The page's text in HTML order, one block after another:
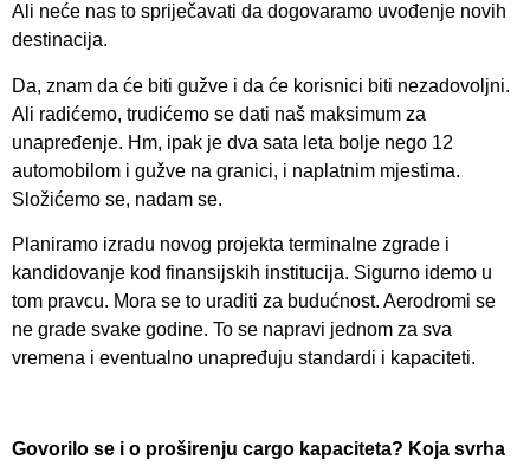
Ali neće nas to spriječavati da dogovaramo uvođenje novih
destinacija.
Da, znam da će biti gužve i da će korisnici biti nezadovoljni.
Ali radićemo, trudićemo se dati naš maksimum za
unapređenje. Hm, ipak je dva sata leta bolje nego 12
automobilom i gužve na granici, i naplatnim mjestima.
Složićemo se, nadam se.
Planiramo izradu novog projekta terminalne zgrade i
kandidovanje kod finansijskih institucija. Sigurno idemo u
tom pravcu. Mora se to uraditi za budućnost. Aerodromi se
ne grade svake godine. To se napravi jednom za sva
vremena i eventualno unapređuju standardi i kapaciteti.
Govorilo se i o proširenju cargo kapaciteta? Koja svrha